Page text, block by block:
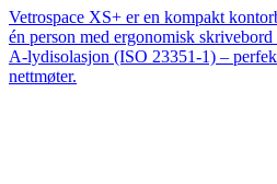
Vetrospace XS+ er en kompakt
én person med ergonomisk
A-lydisolasjon (ISO 23351-1) –
nettmøter.